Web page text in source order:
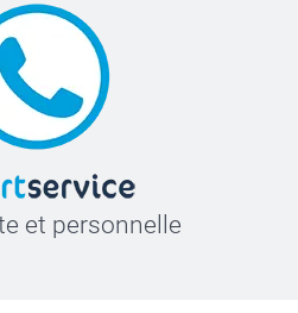
et personnelle